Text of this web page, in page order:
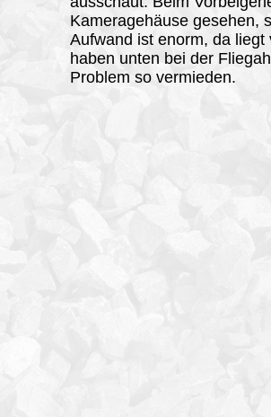
Kameragehäuse gesehen,
Aufwand ist enorm, da
haben unten bei der
Problem so vermieden.